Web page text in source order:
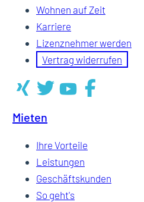
Wohnen auf Zeit
Karriere
Lizenznehmer werden
Vertrag widerrufen
Mieten
Ihre Vorteile
Leistungen
Geschäftskunden
So geht's